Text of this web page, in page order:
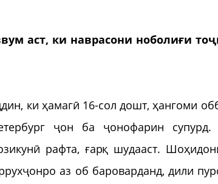
аст, ки наврасони ноболиғи
ки ҳамагӣ 16-сол дошт, ҳангоми
ҷон ба ҷонофарин супурд.
рафта, ғарқ шудааст.
аз об бароварданд, дили